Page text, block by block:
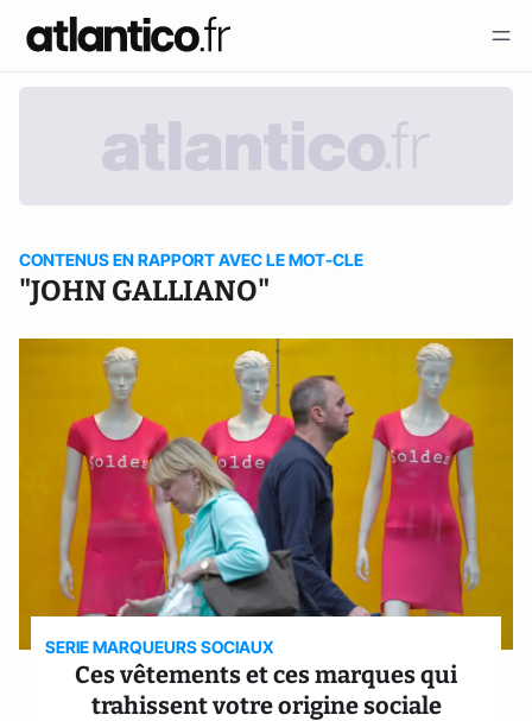
CONTENUS EN RAPPORT AVEC LE MOT-CLE
"JOHN GALLIANO"
SERIE MARQUEURS SOCIAUX
Ces vêtements et ces marques qui
trahissent votre origine sociale